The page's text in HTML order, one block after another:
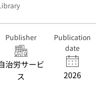
Publisher
治労サービ
ス
Publication
date
2026